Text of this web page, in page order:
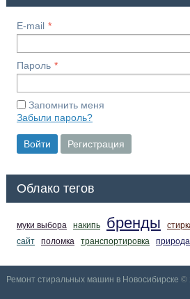
E-mail
Пароль
Запомнить меня
Забыли пароль?
Войти Регистрация
Облако тегов
муки выбора накипь бренды
сайт
поломка транспортировка природа
Ремонт стиральных машин в Новосибирске ©